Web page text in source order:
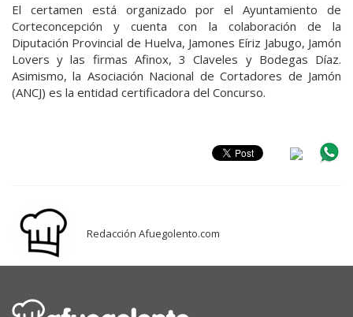
El certamen está organizado por el Ayuntamiento de
Corteconcepción y cuenta con la colaboración de la
Diputación Provincial de Huelva, Jamones Eíriz Jabugo, Jamón
Lovers y las firmas Afinox, 3 Claveles y Bodegas Díaz.
Asimismo, la Asociación Nacional de Cortadores de Jamón
(ANCJ) es la entidad certificadora del Concurso.
Redacción Afuegolento.com